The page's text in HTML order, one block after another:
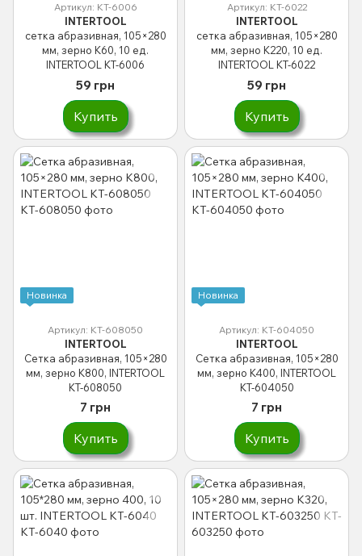
Артикул: KT-6006
INTERTOOL
сетка абразивная, 105×280
мм, зерно K60, 10 ед.
INTERTOOL KT-6006
59 грн
Купить
Артикул: KT-6022
INTERTOOL
сетка абразивная, 105×280
мм, зерно K220, 10 ед.
INTERTOOL KT-6022
59 грн
Купить
Новинка
Артикул: KT-608050
INTERTOOL
Сетка абразивная, 105×280
мм, зерно K800, INTERTOOL
KT-608050
7 грн
Купить
Новинка
Артикул: KT-604050
INTERTOOL
Сетка абразивная, 105×280
мм, зерно K400, INTERTOOL
KT-604050
7 грн
Купить